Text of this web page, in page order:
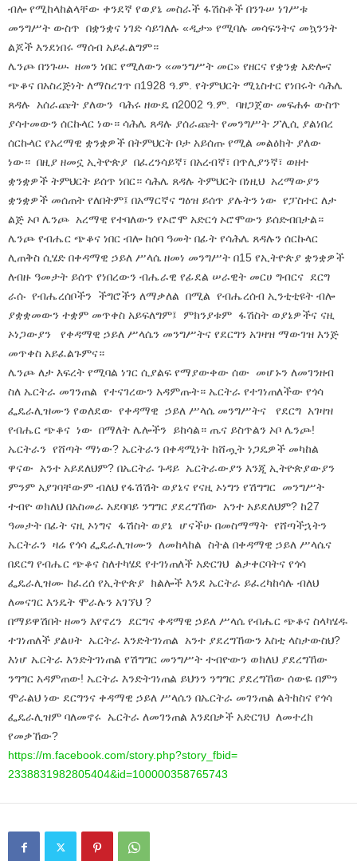
ብሎ የሚከላከልላቸው ቀንደኛ የወያኔ መስራች ፋሽስቶች በንጉሠ ነገሥቱ
መንግሥት ውስጥ በቋንቋና ነገድ ሳይገለሉ «ዲታ» የሚባሉ መሳፍንትና መኳንንት
ልጆች እንደነበሩ ማሰብ አይፈልግም።
ሌንጮ በንጉሡ ዘመን ነበር የሚለውን «መንግሥት መር» የዘርና የቋንቋ አድሎና
ጭቆና በአስረጅነት ለማስረገጥ በ1928 ዓ.ም. የትምህርት ሚኒስተር የነበሩት ሳሕሌ
ጸዳሉ አሰራጩት ያለውን ባሕሩ ዘውዴ በ2002 ዓ.ም. ባዘጋጀው መፍሐፉ ውስጥ
ያሳተመውን ሰርኩላር ነው። ሳሕሌ ጸዳሉ ያሰራጩት የመንግሥት ፖሊሲ ያልነበረ
ሰርኩላር የአረማዊ ቋንቋዎች በትምህርት ቦታ አይሰጡ የሚል መልዕክት ያለው
ነው። በዚያ ዘመኗ ኢትዮጵያ በፈረንሳይኛ፣ በአረብኛ፣ በጥሊያንኛ፣ ወዘተ
ቋንቋዎች ትምህርት ይሰጥ ነበር። ሳሕሌ ጸዳሉ ትምህርት በነዚህ አረማውያን
ቋንቋዎች መሰጠት የለበትም፤ በአማርኛና ግዕዝ ይሰጥ ያሉትን ነው የፓስተር ለታ
ልጅ ኦቦ ሌንጮ አረማዊ የተባለውን የኦሮሞ አድርጎ ኦሮሞውን ይሰድብበታል።
ሌንጮ የብሔር ጭቆና ነበር ብሎ ከሰባ ዓመት በፊት የሳሕሌ ጸዳሉን ሰርኩላር
ሊጠቅስ ሲሄድ በቀዳማዊ ኃይለ ሥላሴ ዘመነ መንግሥት በ15 የኢትዮጵያ ቋንቋዎች
ለብዙ ዓመታት ይሰጥ የነበረውን ብሔራዊ የፊደል ሠራዊት መርሀ ግብርና ደርግ
ራሱ የብሔረሰቦችን ችግሮችን ለማቃለል በሚል የብሔረሰብ ኢንቲቲዩት ብሎ
ያቋቋመውን ተቋም መጥቀስ አይፍለግም፤ ምክንያቱም ፋሽስት ወያኔዎችና ናዚ
ኦነጋውያን የቀዳማዊ ኃይለ ሥላሴን መንግሥትና የደርግን አገዛዝ ማውገዝ እንጅ
መጥቀስ አይፈልጉምና።
ሌንጮ ለታ እፍረት የሚባል ነገር ሲያልፍ የማያውቀው ሰው መሆኑን ለመገንዘብ
ስለ ኤርትራ መገንጠል የተናገረውን አዳምጡት። ኤርትራ የተገነጠለችው የጎሳ
ፌዴራሊዝሙን የወለደው የቀዳማዊ ኃይለ ሥላሴ መንግሥትና የደርግ አገዛዝ
የብሔር ጭቆና ነው በማለት ሌሎችን ይከሳል። ጤና ይስጥልን ኦቦ ሌንጮ!
ኤርትራን የሸጣት ማነው? ኤርትራን በቀዳሚነት ከሸጧት ነጋዴዎች መካከል
ዋናው አንተ አይደለህም? በኤርትራ ጉዳይ ኤርትራውያን እንጂ ኢትዮጵያውያን
ምንም አያገባቸውም ብለህ የፋሽሽት ወያኔና የናዚ ኦነግን የሽግግር መንግሥት
ተብዮ ወክለህ በአስመራ አደባባይ ንግግር ያደረግኸው አንተ አይደለህም? ከ27
ዓመታት በፊት ናዚ ኦነግና ፋሽስት ወያኔ ሆናችሁ በመስማማት የሸጣችኋትን
ኤርትራን ዛሬ የጎሳ ፌዴራሊዝሙን ለመከላከል ስትል በቀዳማዊ ኃይለ ሥላሴና
በደርግ የብሔር ጭቆና ስለተካሄደ የተገነጠለች አድርገህ ልታቀርባትና የጎሳ
ፌዴራሊዝሙ ከፈረሰ የኢትዮጵያ ክልሎች እንደ ኤርትራ ይፈረካከሳሉ ብለህ
ለመናገር እንዴት ሞራሉን አገኘህ ?
በማይዋሽበት ዘመን እየኖረን ደርግና ቀዳማዊ ኃይለ ሥላሴ የብሔር ጭቆና ስላካሄዱ
ተገነጠለች ያልሀት ኤርትራ እንድትገነጠል አንተ ያደረግኸውን እስቲ ላስታውስህ?
እነሆ ኤርትራ እንድትገነጠል የሽግግር መንግሥት ተብዮውን ወክለህ ያደረግኸው
ንግግር አዳምጠው! ኤርትራ እንድትገነጠል ይህንን ንግግር ያደረግኸው ሰውዬ በምን
ሞራልህ ነው ደርግንና ቀዳማዊ ኃይለ ሥላሴን በኤርትራ መገንጠል ልትከስና የጎሳ
ፌዴራሊዝም ባለመኖሩ ኤርትራ ለመገንጠል እንደበቃች አድርገህ ለመተረክ
የመቃኸው?
https://m.facebook.com/story. php?story_fbid=
2338831982805404&id=100000358765743